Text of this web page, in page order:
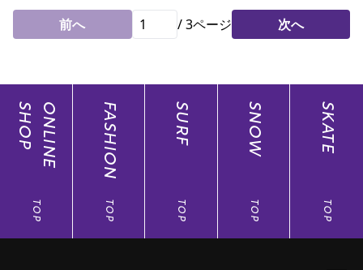
前へ /3ページ 次へ
ONLINE
SHOP
TOP
FASHION
TOP
SURF
TOP
SNOW
TOP
SKATE
TOP